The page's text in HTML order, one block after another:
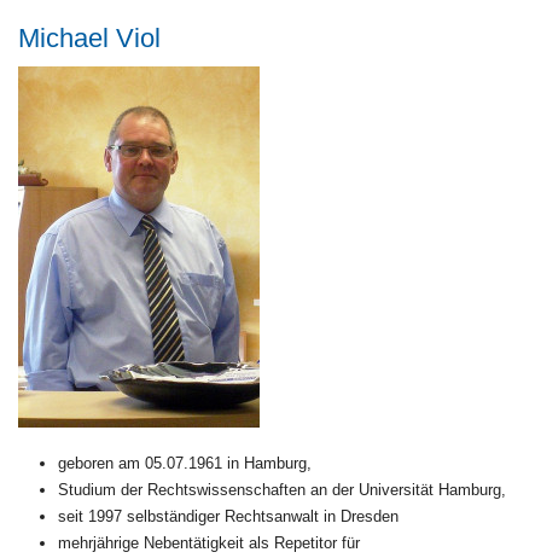
Michael Viol
geboren am 05.07.1961 in Hamburg,
Studium der Rechtswissenschaften an der Universität Hamburg,
seit 1997 selbständiger Rechtsanwalt in Dresden
mehrjährige Nebentätigkeit als Repetitor für